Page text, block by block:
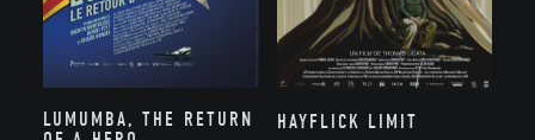
LUMUMBA, THE RETURN
HAYFLICK LIMIT